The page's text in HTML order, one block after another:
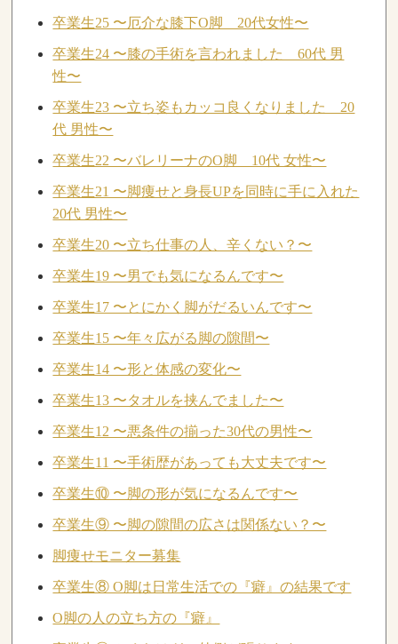
卒業生25 〜厄介な膝下O脚 20代女性〜
卒業生24 〜膝の手術を言われました 60代 男
性〜
卒業生23 〜立ち姿もカッコ良くなりました 20
代 男性〜
卒業生22 〜バレリーナのO脚 10代 女性〜
卒業生21 〜脚痩せと身長UPを同時に手に入れた
20代 男性〜
卒業生20 〜立ち仕事の人、辛くない？〜
卒業生19 〜男でも気になるんです〜
卒業生17 〜とにかく脚がだるいんです〜
卒業生15 〜年々広がる脚の隙間〜
卒業生14 〜形と体感の変化〜
卒業生13 〜タオルを挟んでました〜
卒業生12 〜悪条件の揃った30代の男性〜
卒業生11 〜手術歴があっても大丈夫です〜
卒業生⑩ 〜脚の形が気になるんです〜
卒業生⑨ 〜脚の隙間の広さは関係ない？〜
脚痩せモニター募集
卒業生⑧ O脚は日常生活での『癖』の結果です
O脚の人の立ち方の『癖』